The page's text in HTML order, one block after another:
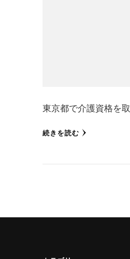
東京都で介護資格を
続きを読む